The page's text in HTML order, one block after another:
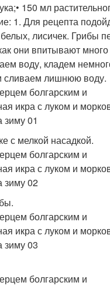
150 мл
1. Для рецепта
белых, лисичек.
они впитывают
воду, кладем
сливаем лишнюю воду.
с мелкой насадкой.